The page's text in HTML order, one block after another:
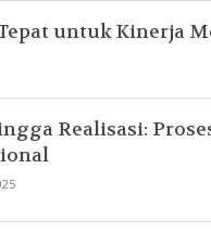
untuk Kinerja
Realisasi: